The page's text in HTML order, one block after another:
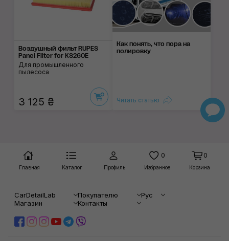
Воздушный фильт RUPES
Panel Filter for KS260E
Для промышленного
пылесоса
3 125 ₴
Как понять, что пора на
полировку
Читать статью
Главная Каталог Профиль
0
Избранное
0
Корзина
CarDetailLab Покупателю
Рус
Магазин
Контакты